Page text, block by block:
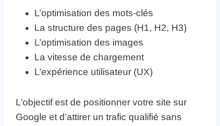
L’optimisation des mots-clés
La structure des pages (H1, H2, H3)
L’optimisation des images
La vitesse de chargement
L’expérience utilisateur (UX)
L’objectif est de positionner votre site sur
Google et d’attirer un trafic qualifié sans